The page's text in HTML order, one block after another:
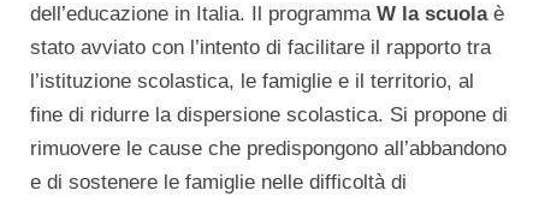
dell’educazione in Italia. Il programma W la scuolaè
stato avviato con l’intento di facilitare il rapporto tra
l’istituzione scolastica, le famiglie e il territorio, al
fine di ridurre la dispersione scolastica. Si propone di
rimuovere le cause che predispongono all’abbandono
e di sostenere le famiglie nelle difficoltà di